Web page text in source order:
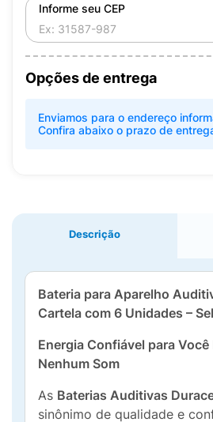
Informe seu CEP
Opções de entrega
Enviamos para o endereço
Confira abaixo o prazo de
Descrição
Bateria para Aparelho
Cartela com 6 Unidades –
Energia Confiável para Você
Nenhum Som
As Baterias Auditivas
sinônimo de qualidade e